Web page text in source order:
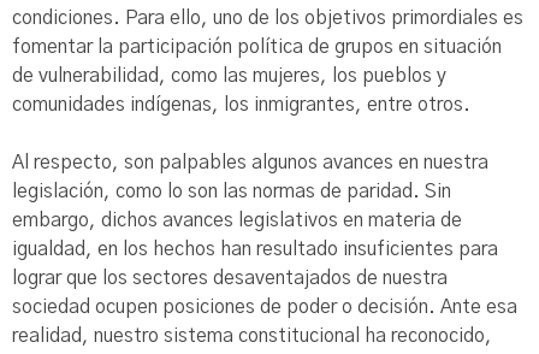
condiciones. Para ello, uno de los objetivos primordiales es
fomentar la participación política de grupos en situación
de vulnerabilidad, como las mujeres, los pueblos y
comunidades indígenas, los inmigrantes, entre otros.
Al respecto, son palpables algunos avances en nuestra
legislación, como lo son las normas de paridad. Sin
embargo, dichos avances legislativos en materia de
igualdad, en los hechos han resultado insuficientes para
lograr que los sectores desaventajados de nuestra
sociedad ocupen posiciones de poder o decisión. Ante esa
realidad, nuestro sistema constitucional ha reconocido,